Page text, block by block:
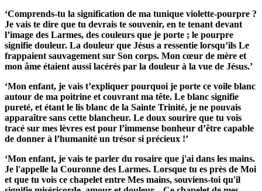
‘Comprends-tu la signification de ma tunique violette-pourpre ?
Je vais te dire que tu devrais te souvenir, en te tenant devant
l’image des Larmes, des couleurs que je porte ; le pourpre
signifie douleur. La douleur que Jésus a ressentie lorsqu’ils Le
frappaient sauvagement sur Son corps. Mon cœur de mère et
mon âme étaient aussi lacérés par la douleur à la vue de Jésus.’
‘Mon enfant, je vais t’expliquer pourquoi je porte ce voile blanc
autour de ma poitrine et couvrant ma tête. Le blanc signifie
pureté, et étant le lis blanc de la Sainte Trinité, je ne pouvais
apparaître sans cette blancheur. Le doux sourire que tu vois
tracé sur mes lèvres est pour l’immense bonheur d’être capable
de donner à l’humanité un trésor si précieux !’
‘Mon enfant, je vais te parler du rosaire que j'ai dans les mains.
Je l'appelle la Couronne des Larmes. Lorsque tu es près de Moi
et que tu vois ce chapelet entre Mes mains, souviens-toi qu'il